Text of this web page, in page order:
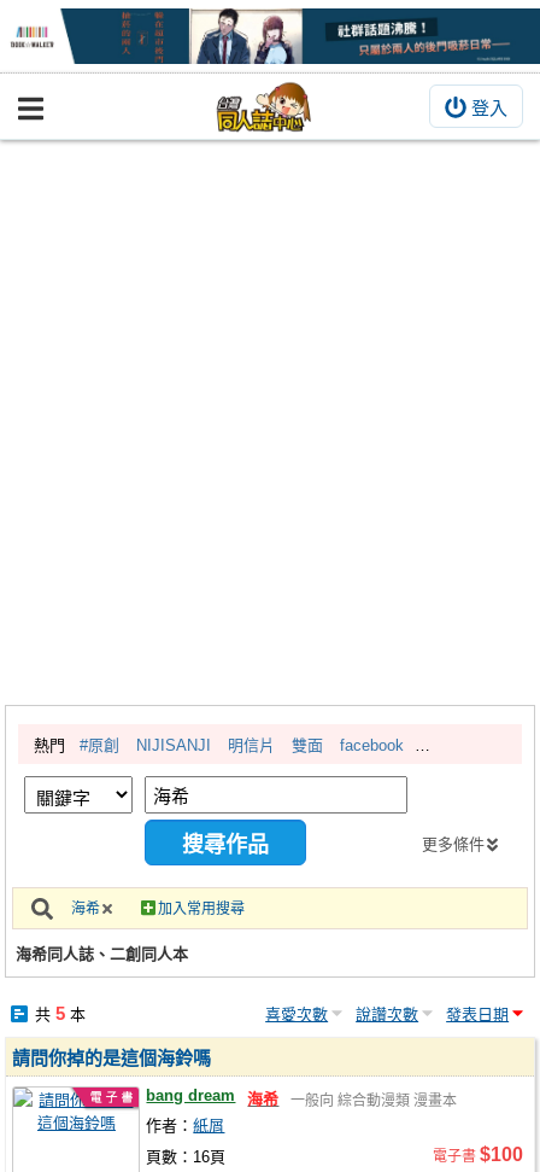
登入
BOOKY書集倉庫
繪圖藝廊
交流中心
攤位轉讓區
會員中心
註冊會員
熱門 #原創 NIJISANJI 明信片 雙面 facebook
更多條件
海希 加入常用搜尋
海希同人誌、二創同人本
共 5本 喜愛次數 說讚次數 發表日期
請問你掉的是這個海鈴嗎
bang dream 海希 一般向 綜合動漫類 漫畫本
作者：紙屑
頁數：16頁
電子書 $100